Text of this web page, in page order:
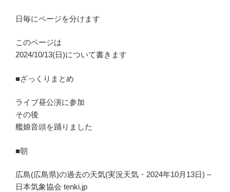
日毎にページを分けます
このページは
2024/10/13(日)について書きます
■ざっくりまとめ
ライブ昼公演に参加
その後
艦娘音頭を踊りました
■朝
広島(広島県)の過去の天気(実況天気・2024年10月13日) –
日本気象協会 tenki.jp